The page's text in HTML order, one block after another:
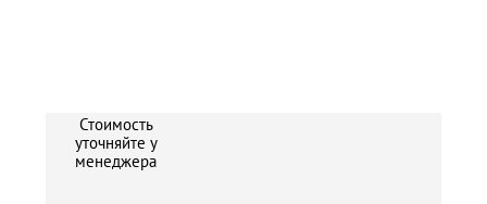
Стоимость
уточняйте у
менеджера